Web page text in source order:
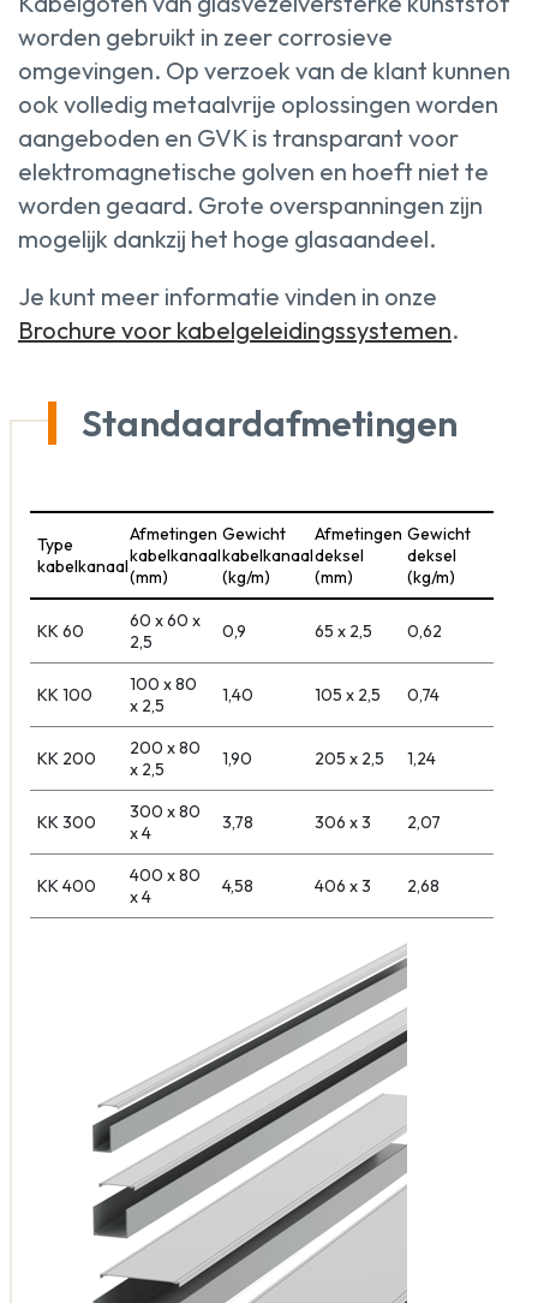
worden gebruikt in zeer corrosieve
omgevingen. Op verzoek van de klant kunnen
ook volledig metaalvrije oplossingen worden
aangeboden en GVK is transparant voor
elektromagnetische golven en hoeft niet te
worden geaard. Grote overspanningen zijn
mogelijk dankzij het hoge glasaandeel.
Je kunt meer informatie vinden in onze
Brochure voor kabelgeleidingssystemen.
Standaardafmetingen
Type
kabelkanaal
Afmetingen
kabelkanaal
(mm)
Gewicht
kabelkanaal
(kg/m)
Afmetingen
deksel
(mm)
Gewicht
deksel
(kg/m)
KK 60
60 x 60 x
2,5
0,9 65 x 2,5 0,62
KK 100
100 x 80
x 2,5
1,40 105 x 2,5 0,74
KK 200
200 x 80
x 2,5
1,90 205 x 2,5 1,24
KK 300
300 x 80
x 4
3,78 306 x 3 2,07
KK 400
400 x 80
x 4
4,58 406 x 3 2,68